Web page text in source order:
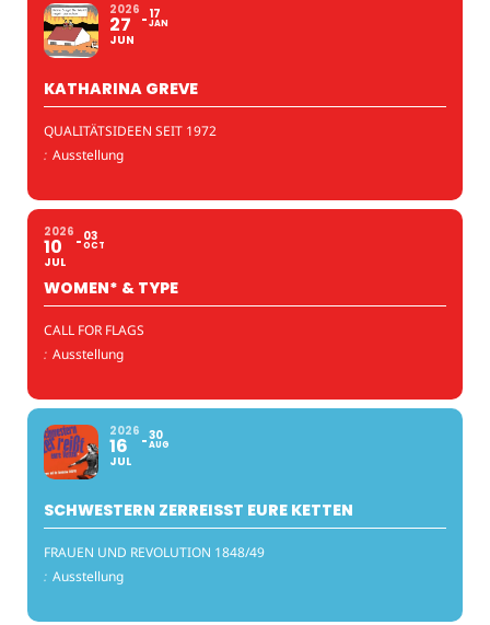
2026
27
JUN
17
JAN
KATHARINA GREVE
QUALITÄTSIDEEN SEIT 1972
: Ausstellung
2026
10
JUL
03
OCT
WOMEN* & TYPE
CALL FOR FLAGS
: Ausstellung
2026
16
JUL
30
AUG
SCHWESTERN ZERREISST EURE KETTEN
FRAUEN UND REVOLUTION 1848/49
: Ausstellung